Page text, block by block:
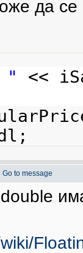
да
"
<<
Go to message